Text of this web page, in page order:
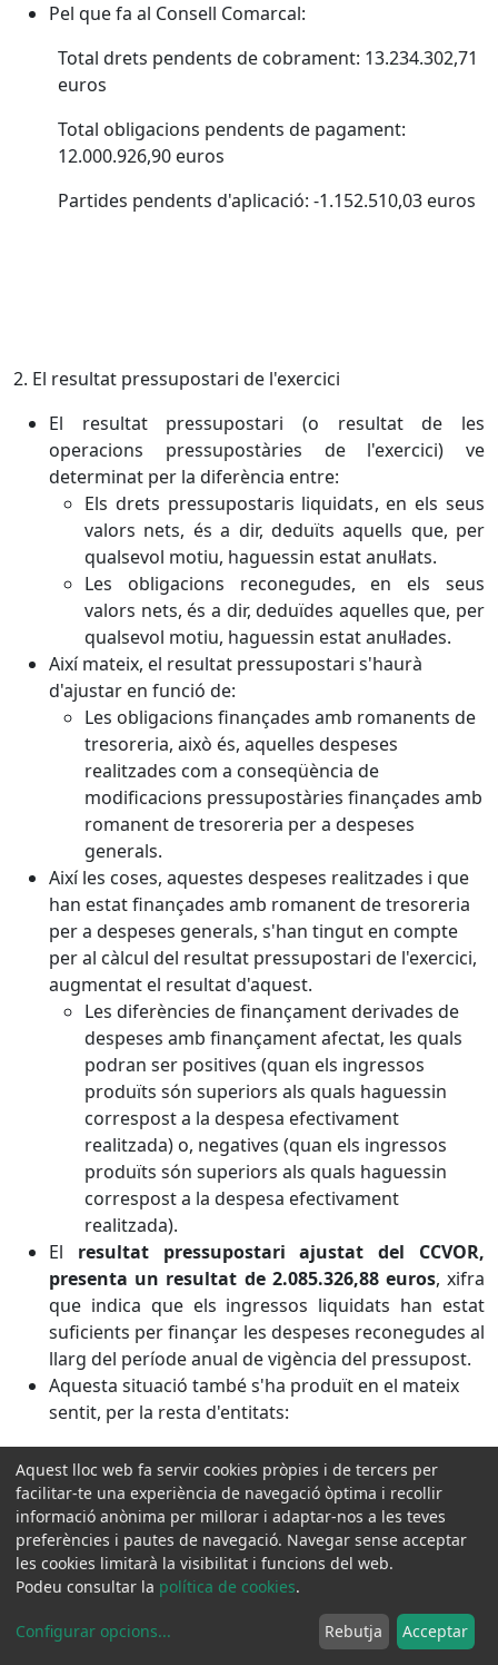
Pel que fa al Consell Comarcal:
Total drets pendents de cobrament: 13.234.302,71
euros
Total obligacions pendents de pagament:
12.000.926,90 euros
Partides pendents d'aplicació: -1.152.510,03 euros
2. El resultat pressupostari de l'exercici
El resultat pressupostari (o resultat de les
operacions pressupostàries de l'exercici) ve
determinat per la diferència entre:
Els drets pressupostaris liquidats, en els seus
valors nets, és a dir, deduïts aquells que, per
qualsevol motiu, haguessin estat anul·lats.
Les obligacions reconegudes, en els seus
valors nets, és a dir, deduïdes aquelles que, per
qualsevol motiu, haguessin estat anul·lades.
Així mateix, el resultat pressupostari s'haurà
d'ajustar en funció de:
Les obligacions finançades amb romanents de
tresoreria, això és, aquelles despeses
realitzades com a conseqüència de
modificacions pressupostàries finançades amb
romanent de tresoreria per a despeses
generals.
Així les coses, aquestes despeses realitzades i que
han estat finançades amb romanent de tresoreria
per a despeses generals, s'han tingut en compte
per al càlcul del resultat pressupostari de l'exercici,
augmentat el resultat d'aquest.
Les diferències de finançament derivades de
despeses amb finançament afectat, les quals
podran ser positives (quan els ingressos
produïts són superiors als quals haguessin
correspost a la despesa efectivament
realitzada) o, negatives (quan els ingressos
produïts són superiors als quals haguessin
correspost a la despesa efectivament
realitzada).
El resultat pressupostari ajustat del CCVOR,
presenta un resultat de 2.085.326,88 euros, xifra
que indica que els ingressos liquidats han estat
suficients per finançar les despeses reconegudes al
llarg del període anual de vigència del pressupost.
Aquesta situació també s'ha produït en el mateix
sentit, per la resta d'entitats:
3. Els romanents de crèdit.
Estaran constituïts pels saldos de crèdits definitius
Aquest lloc web fa servir cookies pròpies i de tercers per
facilitar-te una experiència de navegació òptima i recollir
informació anònima per millorar i adaptar-nos a les teves
preferències i pautes de navegació. Navegar sense acceptar
les cookies limitarà la visibilitat i funcions del web.
Podeu consultar la política de cookies.
Configurar opcions... Rebutja Acceptar